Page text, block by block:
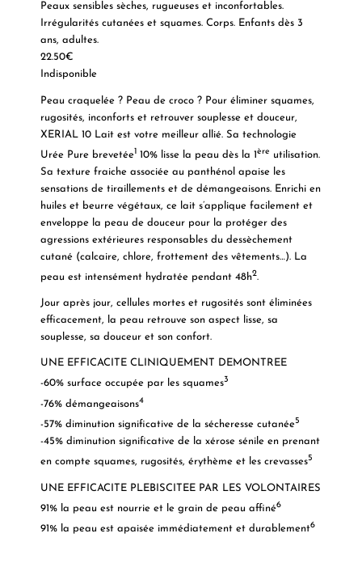
Peaux sensibles sèches, rugueuses et inconfortables.
Irrégularités cutanées et squames. Corps. Enfants dès 3
ans, adultes.
22.50€
Indisponible
Peau craquelée ? Peau de croco ? Pour éliminer squames,
rugosités, inconforts et retrouver souplesse et douceur,
XERIAL 10 Lait est votre meilleur allié. Sa technologie
Urée Pure brevetée1 10% lisse la peau dès la 1ère utilisation.
Sa texture fraiche associée au panthénol apaise les
sensations de tiraillements et de démangeaisons. Enrichi en
huiles et beurre végétaux, ce lait s’applique facilement et
enveloppe la peau de douceur pour la protéger des
agressions extérieures responsables du dessèchement
cutané (calcaire, chlore, frottement des vêtements…). La
peau est intensément hydratée pendant 48h2.
Jour après jour, cellules mortes et rugosités sont éliminées
efficacement, la peau retrouve son aspect lisse, sa
souplesse, sa douceur et son confort.
UNE EFFICACITE CLINIQUEMENT DEMONTREE
-60%surface occupée par les squames3
-76%démangeaisons4
-57%diminution significative de la sécheresse cutanée5
-45%diminution significative de la xérose sénile en prenant
en compte squames, rugosités, érythème et les crevasses5
UNE EFFICACITE PLEBISCITEE PAR LES VOLONTAIRES
91%la peau est nourrie et le grain de peau affiné6
91%la peau est apaisée immédiatement et durablement6